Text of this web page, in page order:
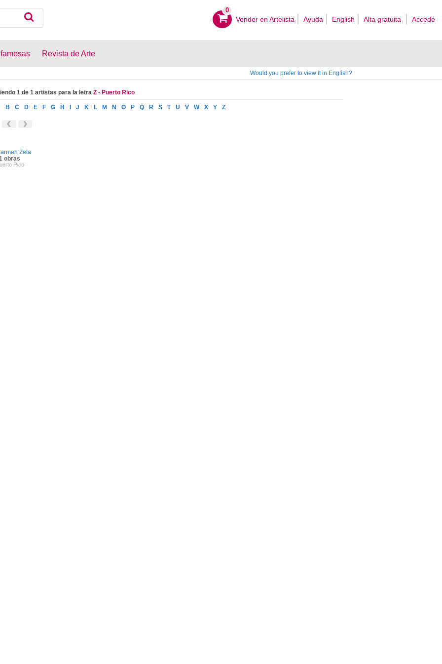
0
Vender en Artelista Ayuda English Alta gratuita Accede
Revista de Arte
Would you prefer to view it in English?
1 de 1 artistas para la letra Z - Puerto Rico
B C D E F G H J K L M N O P Q R S T U V W X Y Z
Zeta
obras
Rico